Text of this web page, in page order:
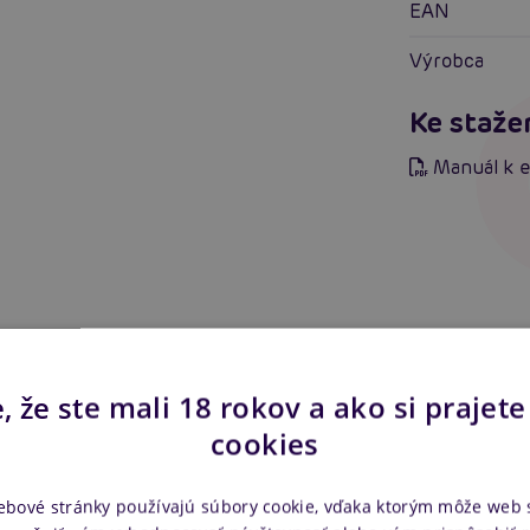
EAN
Výrobca
Ke
Manuál k
pančušky Passion
Posledná šanca
Akcia
Samodržící punčochy
ST116 (White/Blue)
že ste mali 18 rokov a ako si
cookies
stránky používajú súbory cookie, vďaka ktorým môže web